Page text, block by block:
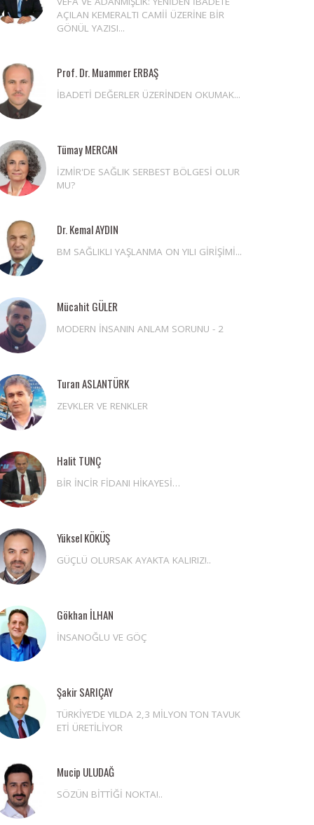
AÇILAN KEMERALTI CAMİİ ÜZERİNE BİR
GÖNÜL YAZISI...
Prof. Dr. Muammer ERBAŞ
İBADETİ DEĞERLER ÜZERİNDEN OKUMAK...
Tümay MERCAN
İZMİR'DE SAĞLIK SERBEST BÖLGESİ OLUR
MU?
Dr. Kemal AYDIN
BM SAĞLIKLI YAŞLANMA ON YILI GİRİŞİMİ...
Mücahit GÜLER
MODERN İNSANIN ANLAM SORUNU - 2
Turan ASLANTÜRK
ZEVKLER VE RENKLER
Halit TUNÇ
BİR İNCİR FİDANI HİKAYESİ…
Yüksel KÖKÜŞ
GÜÇLÜ OLURSAK AYAKTA KALIRIZ!..
Gökhan İLHAN
İNSANOĞLU VE GÖÇ
Şakir SARIÇAY
TÜRKİYE’DE YILDA 2,3 MİLYON TON TAVUK
ETİ ÜRETİLİYOR
Mucip ULUDAĞ
SÖZÜN BİTTİĞİ NOKTA!..